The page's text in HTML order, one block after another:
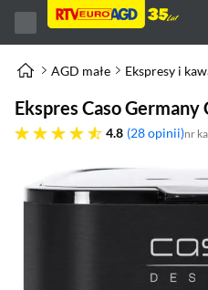
AGD małe Ekspresy i
Ekspres Caso
4.8
4.8 gwiazdek 28 opinii nr